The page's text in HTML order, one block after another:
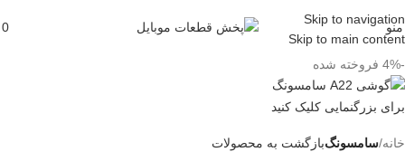
Skip to navigation
Skip to main content
منو 0
-4% فروخته شده
برای بزرگنمایی کلیک کنید
خانه سامسونگبازگشت به محصولات